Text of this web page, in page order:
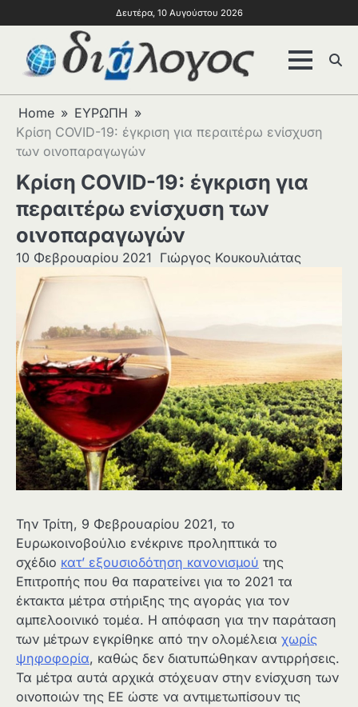
Δευτέρα, 10 Αυγούστου 2026
Home
ΕΥΡΩΠΗ
Κρίση COVID-19: έγκριση για περαιτέρω ενίσχυση
των οινοπαραγωγών
Κρίση COVID-19: έγκριση για
περαιτέρω ενίσχυση των
οινοπαραγωγών
10 Φεβρουαρίου 2021 Γιώργος Κουκουλιάτας
Την Τρίτη, 9 Φεβρουαρίου 2021, το
Ευρωκοινοβούλιο ενέκρινε προληπτικά το
σχέδιο κατ’ εξουσιοδότηση κανονισμού της
Επιτροπής που θα παρατείνει για το 2021 τα
έκτακτα μέτρα στήριξης της αγοράς για τον
αμπελοοινικό τομέα. Η απόφαση για την παράταση
των μέτρων εγκρίθηκε από την ολομέλεια χωρίς
ψηφοφορία, καθώς δεν διατυπώθηκαν αντιρρήσεις.
Τα μέτρα αυτά αρχικά στόχευαν στην ενίσχυση των
οινοποιών της ΕΕ ώστε να αντιμετωπίσουν τις